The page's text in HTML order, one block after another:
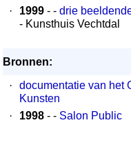
·
1999 - - drie
- Kunsthuis Vechtdal
Bronnen:
·
documentatie van het
Kunsten
·
1998 - - Salon Public